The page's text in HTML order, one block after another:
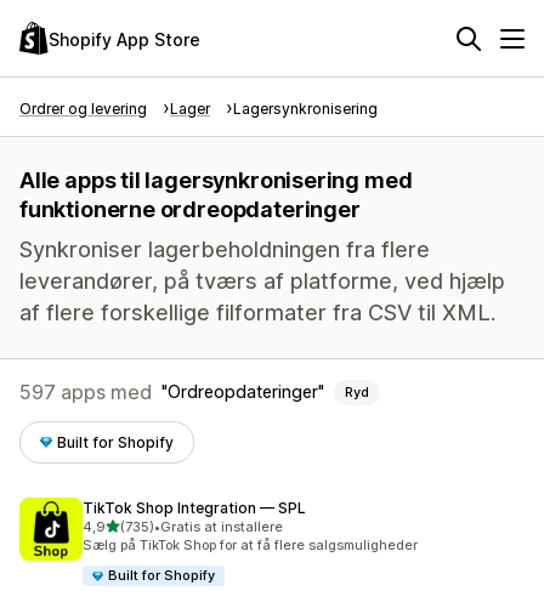
Shopify App Store
Ordrer og levering Lager Lagersynkronisering
Alle apps til lagersynkronisering med
funktionerne ordreopdateringer
Synkroniser lagerbeholdningen fra flere
leverandører, på tværs af platforme, ved hjælp
af flere forskellige filformater fra CSV til XML.
597 apps med Ordreopdateringer Ryd
Built for Shopify
TikTok Shop Integration — SPL
4,9ud af 5 stjerner
(735)
735 anmeldelser i alt
•Gratis at installere
Sælg på TikTok Shop for at få flere salgsmuligheder
Built for Shopify